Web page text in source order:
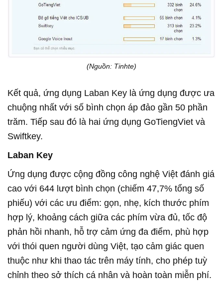
(Nguồn: Tinhte)
Kết quả, ứng dụng Laban Key là ứng dụng được ưa
chuộng nhất với số bình chọn áp đảo gần 50 phần
trăm. Tiếp sau đó là hai ứng dụng GoTiengViet và
Swiftkey.
Laban Key
Ứng dụng được cộng đồng công nghệ Việt đánh giá
cao với 644 lượt bình chọn (chiếm 47,7% tổng số
phiếu) với các ưu điểm: gọn, nhẹ, kích thước phím
hợp lý, khoảng cách giữa các phím vừa đủ, tốc độ
phản hồi nhanh, hỗ trợ cảm ứng đa điểm, phù hợp
với thói quen người dùng Việt, tạo cảm giác quen
thuộc như khi thao tác trên máy tính, cho phép tuỳ
chỉnh theo sở thích cá nhân và hoàn toàn miễn phí.